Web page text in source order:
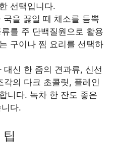
선택입니다.
국을 끓일 때 채소를 듬뿍
를 주 단백질원으로 활용
구이나 찜 요리를 선택하
대신 한 줌의 견과류, 신선
각의 다크 초콜릿, 플레인
니다. 녹차 한 잔도 좋은
다.